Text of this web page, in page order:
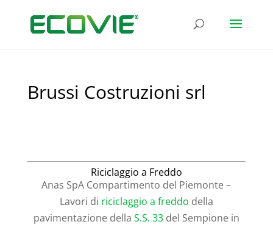
Brussi Costruzioni srl
Riciclaggio a Freddo
Anas SpA Compartimento del Piemonte –
Lavori di riciclaggio a freddo della
pavimentazione della S.S. 33del Sempione in